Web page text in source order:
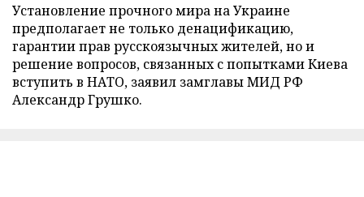
Установление прочного мира на Украине
предполагает не только денацификацию,
гарантии прав русскоязычных жителей, но и
решение вопросов, связанных с попытками Киева
вступить в НАТО, заявил замглавы МИД РФ
Александр Грушко.